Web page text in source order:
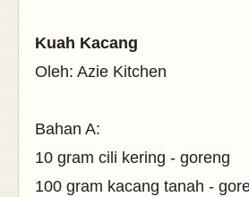
Kuah Kacang
Oleh: Azie Kitchen
Bahan A:
10 gram cili kering - goreng
100 gram kacang tanah -